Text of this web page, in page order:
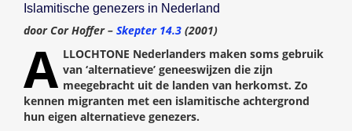
Islamitische genezers in Nederland
door Cor Hoffer – Skepter 14.3 (2001)
A LLOCHTONE Nederlanders maken soms gebruik
van ‘alternatieve’ geneeswijzen die zijn
meegebracht uit de landen van herkomst. Zo
kennen migranten met een islamitische achtergrond
hun eigen alternatieve genezers.